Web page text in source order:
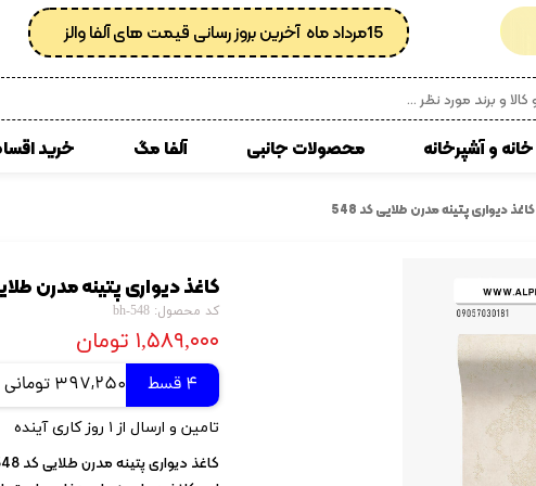
15مرداد ماه آخرین بروز رسانی قیمت های آلفا والز
چمن مصنوعی
پادری
کاغذدیواری رولی
کاغذدیواری ساده
کاغذ دیواری پتینه
کاغذدیواری طرح دار
خانه و آشپرخانه محصولات جانبی آلفا مگ خرید
کاغذ دیواری پتینه مدرن طلایی کد 548
کاغذ دیواری پتینه مدرن طلایی
کد محصول: 548-bh
۱,۵۸۹,۰۰۰ تومان
4 قسط 397,250 تومانی
تامین و ارسال از ۱ روز کاری آینده